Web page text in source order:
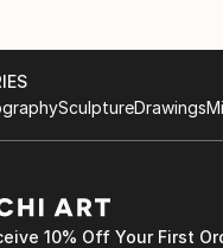
ceramic, concrete,
SculptureDrawings
10% Off Your First